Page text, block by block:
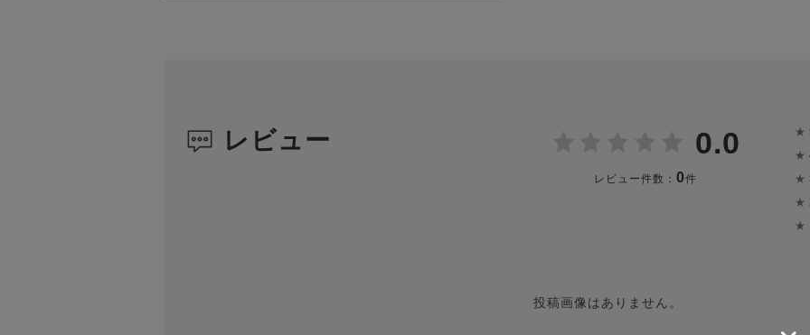
レビュー 0.0
レビュー件数： 0件
★
★
★
★
★
投稿画像はありません。